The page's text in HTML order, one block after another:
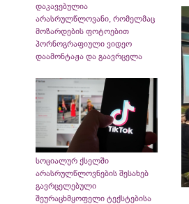
დაკავებულია
არასრულწლოვანი, რომელმაც
მოზარდების ფოტოებით
პორნოგრაფიული ვიდეო
დაამონტაჟა და გაავრცელა
სოციალურ ქსელში
არასრულწლოვნების შესახებ
გავრცელებული
შეურაცხმყოფელი ტექსტებისა